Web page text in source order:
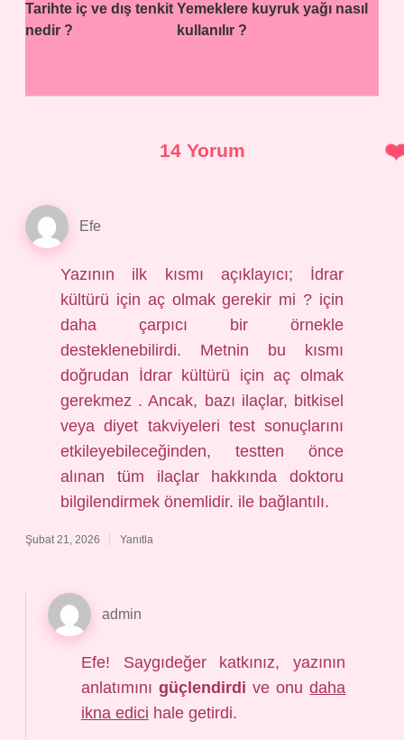
Tarihte iç ve dış tenkit
nedir ?
Yemeklere kuyruk yağı nasıl
kullanılır ?
14 Yorum
Efe
Yazının ilk kısmı açıklayıcı; İdrar
kültürü için aç olmak gerekir mi ? için
daha çarpıcı bir örnekle
desteklenebilirdi. Metnin bu kısmı
doğrudan İdrar kültürü için aç olmak
gerekmez . Ancak, bazı ilaçlar, bitkisel
veya diyet takviyeleri test sonuçlarını
etkileyebileceğinden, testten önce
alınan tüm ilaçlar hakkında doktoru
bilgilendirmek önemlidir. ile bağlantılı.
Şubat 21, 2026 Yanıtla
admin
Efe! Saygıdeğer katkınız, yazının
anlatımını güçlendirdi ve onudaha
ikna edici hale getirdi.